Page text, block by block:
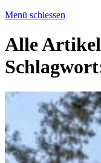
Menü schiessen
Alle